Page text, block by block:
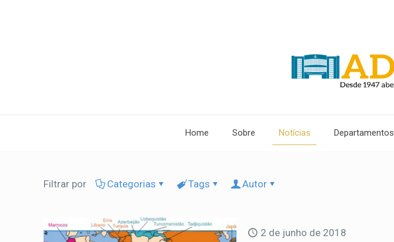
Home Sobre Notícias Departamentos
Filtrar por Categorias Tags Autor
2 de junho de 2018